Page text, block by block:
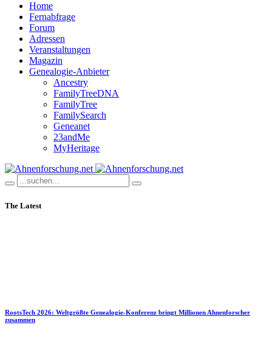
Home
Fernabfrage
Forum
Adressen
Veranstaltungen
Magazin
Genealogie-Anbieter
Ancestry
FamilyTreeDNA
FamilyTree
FamilySearch
Geneanet
23andMe
MyHeritage
The Latest
RootsTech 2026: Weltgrößte Genealogie-Konferenz bringt Millionen Ahnenforscher
zusammen